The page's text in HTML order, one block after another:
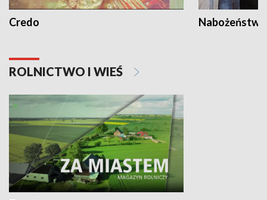
Credo
ROLNICTWO I WIEŚ